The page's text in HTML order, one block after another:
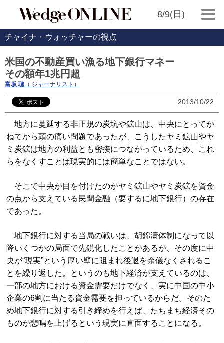
8/9(日)
チャイナ・ウォッチャーの視点
米国の不動産買い漁る地下銀行マネー
その額年1兆円超
富坂 聰（ ジャーナリスト）
2013/10/22
地方に蔓延する非正規の炭坑や鉱山は、中央にとってか
ねてから頭の痛い問題であったが、こうしたヤミ鉱山やヤ
ミ炭鉱は地方の利益とも密接につながっているため、これ
らをなくすことは現実的には簡単なことではない。
そこで中央が目を付けたのがヤミ鉱山やヤミ炭鉱を資金
の点から支えている民間金融（要するに地下銀行）の存在
であった。
地下銀行に対する当局の戦いは、胡錦濤体制になって以
降いくつかの局面で先鋭化したことがあるが、その度に中
央が“現実”という厚い壁に阻まれ後退を余儀なくされるこ
とを繰り返した。というのも地下経済が支えているのは、
一部の地方における資金需要だけでなく、実に中国の中小
企業の6割に当たる資金需要を担っているからだ。そのた
め地下銀行に対する引き締めを行えば、たちまち経済その
ものが悲鳴を上げるという現実に直面することになる。